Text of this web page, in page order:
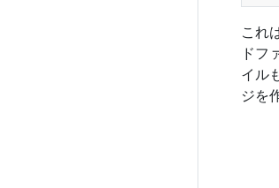
これ
ドフ
イル
ジを